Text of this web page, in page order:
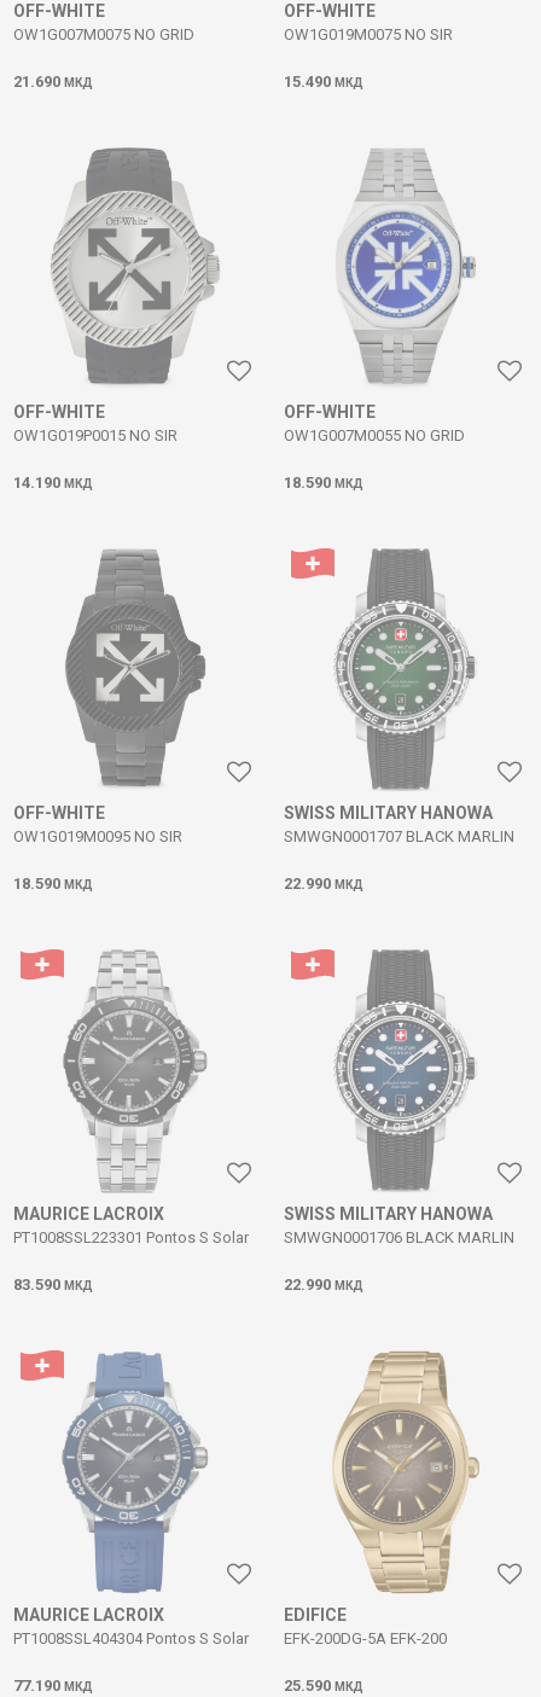
OFF-WHITE
OW1G007M0075 NO GRID
21.690 МКД
OFF-WHITE
OW1G019M0075 NO SIR
15.490 МКД
OFF-WHITE
OW1G019P0015 NO SIR
14.190 МКД
OFF-WHITE
OW1G007M0055 NO GRID
18.590 МКД
OFF-WHITE
OW1G019M0095 NO SIR
18.590 МКД
SWISS MILITARY HANOWA
SMWGN0001707 BLACK MARLIN
22.990 МКД
MAURICE LACROIX
PT1008SSL223301 Pontos S Solar
83.590 МКД
SWISS MILITARY HANOWA
SMWGN0001706 BLACK MARLIN
22.990 МКД
MAURICE LACROIX
PT1008SSL404304 Pontos S Solar
77.190 МКД
EDIFICE
EFK-200DG-5A EFK-200
25.590 МКД